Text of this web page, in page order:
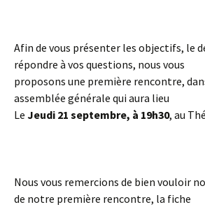
Afin de vous présenter les objectifs, le
répondre à vos questions, nous vous
proposons une première rencontre,
assemblée générale qui aura lieu
Le Jeudi 21 septembre, à 19h30, au
Nous vous remercions de bien vouloir
de notre première rencontre, la fiche